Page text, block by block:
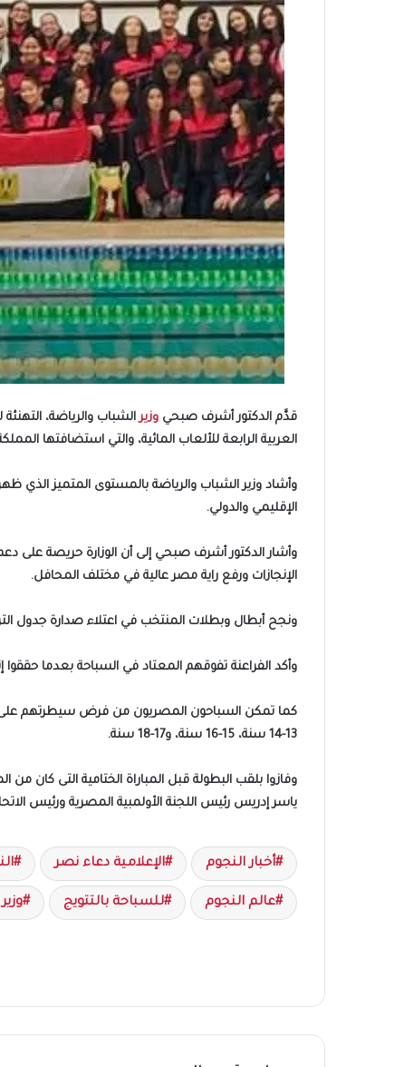
قدَّم الدكتور أشرف صبحي وزيرالشباب والرياضة،
العربية الرابعة للألعاب المائية، والتي استضافتها المملكة المغربية خلال الفترة من 28 أغسطس حتى
وأشاد وزير الشباب والرياضة بالمستوى المتميز الذي
الإقليمي والدولي.
وأشار الدكتور أشرف صبحي إلى أن الوزارة حريصة على دعم
الإنجازات ورفع راية مصر عالية في مختلف المحافل.
ونجح أبطال وبطلات المنتخب في اعتلاء صدارة جدول
وأكد الفراعنة تفوقهم المعتاد في السباحة بعدما حققوا إنجازا كبيرا بحصد 173 ميدالية متنوعة بواقع
13-14 سنة، 15-16 سنة، و17-18 سنة.
ياسر إدريس رئيس اللجنة الأولمبية المصرية ورئيس
أخبار النجوم الإعلامية دعاء نصر
عالم النجوم للسباحة بالتتويج